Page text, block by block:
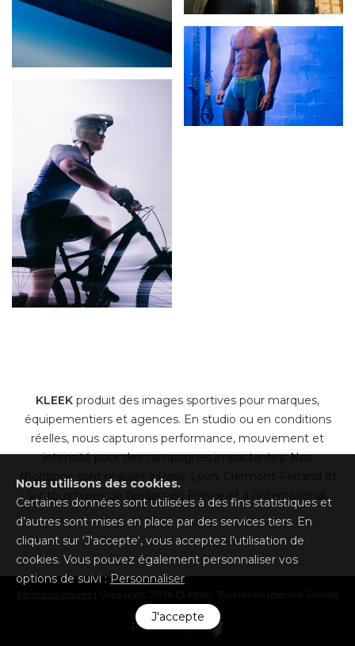
KLEEK produit des images sportives pour marques,
équipementiers et agences. En studio ou en conditions
réelles, nous capturons performance, mouvement et
intensité pour des campagnes impactantes. Nos
shootings sont réalisés à Paris, Lyon, Clermont-Ferrand et
sur tous types de terrains en France et à l’international.
Mentions légales
| Copyright 2026 @ Kleek. Tous droits réservés. Réalisé
parLuds
Powered by
Nous utilisons des cookies.
Certaines données sont utilisées à des fins statistiques et
d’autres sont mises en place par des services tiers. En
cliquant sur ‘J'accepte‘, vous acceptez l’utilisation de
cookies. Vous pouvez également personnaliser vos
options de suivi :Personnaliser
J'accepte